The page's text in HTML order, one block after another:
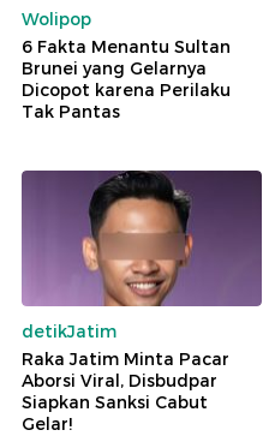
Wolipop
6 Fakta Menantu Sultan
Brunei yang Gelarnya
Dicopot karena Perilaku
Tak Pantas
detikJatim
Raka Jatim Minta Pacar
Aborsi Viral, Disbudpar
Siapkan Sanksi Cabut
Gelar!